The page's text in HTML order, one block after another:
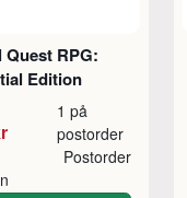
Quest RPG:
Edition
1 på
postorder
Postorder